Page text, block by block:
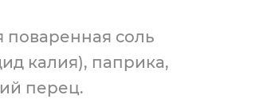
поваренная соль
калия), паприка,
перец.